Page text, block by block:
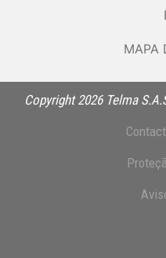
MAPA
Copyright 2026 Telma